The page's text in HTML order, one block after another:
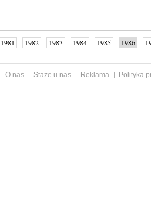
1981 1982 1983 1984 1985 1986
O nas Staże u nas Reklama
Polityka